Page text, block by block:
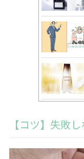
【コツ】失敗